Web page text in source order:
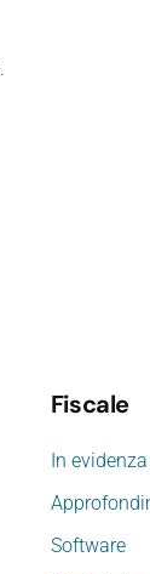
.
Fiscale
In evidenza
Software